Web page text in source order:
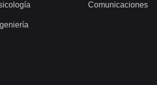
Comunicaciones